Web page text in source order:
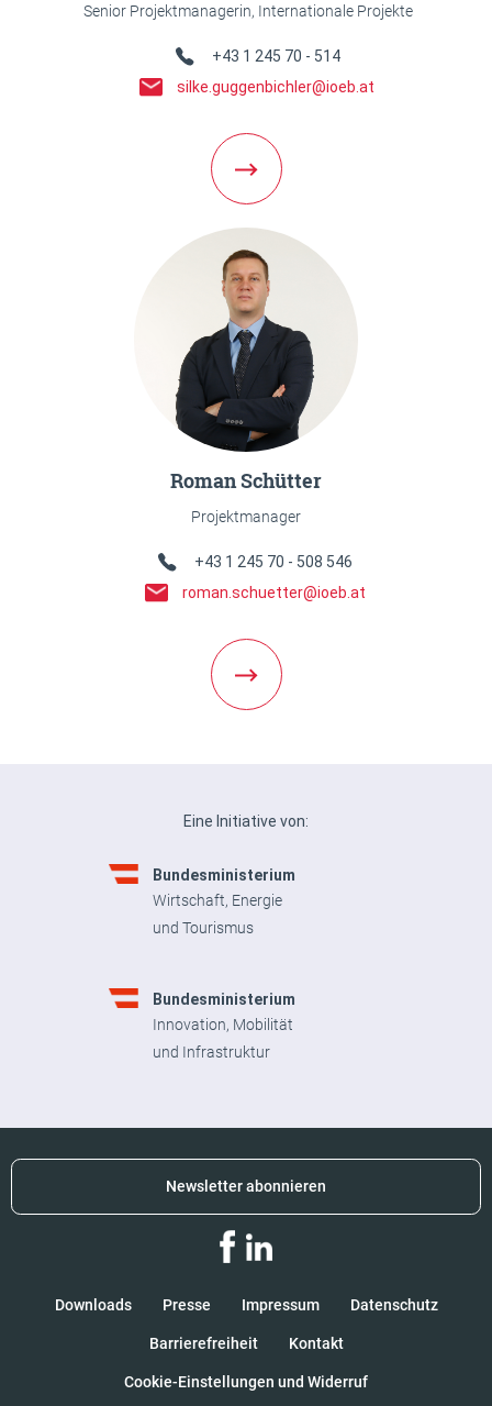
Senior Projektmanagerin, Internationale Projekte
Telefon Link
+43 1 245 70 - 514
E-Mail Link
silke.guggenbichler@ioeb.at
Weiter zur Team Detailseite
Roman Schütter
Projektmanager
Telefon Link
+43 1 245 70 - 508 546
E-Mail Link
roman.schuetter@ioeb.at
Weiter zur Team Detailseite
Eine Initiative von:
Bundesministerium
Wirtschaft, Energie
und Tourismus
Bundesministerium
Innovation, Mobilität
und Infrastruktur
Newsletter abonnieren
Downloads Presse Impressum Datenschutz
Barrierefreiheit Kontakt
Cookie-Einstellungen und Widerruf